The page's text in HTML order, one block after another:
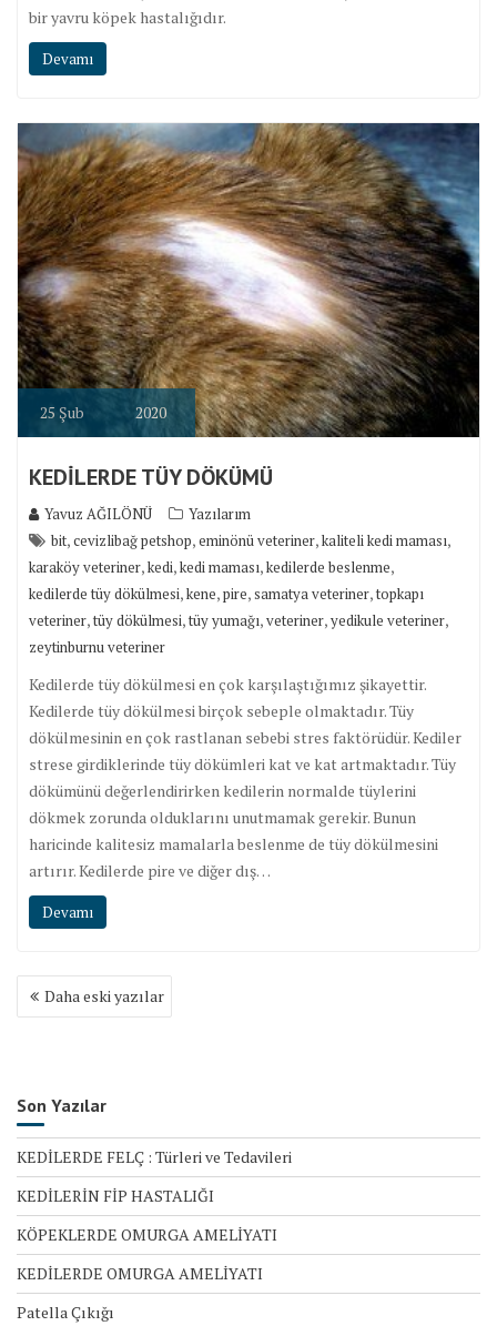
bir yavru köpek hastalığıdır.
Devamı
25 Şub 2020
KEDİLERDE TÜY DÖKÜMÜ
Yavuz AĞILÖNÜ
Yazılarım
bit,cevizlibağ petshop,eminönü veteriner,kaliteli kedi maması,
karaköy veteriner,kedi,kedi maması,kedilerde beslenme,
kedilerde tüy dökülmesi,kene,pire,samatya veteriner,topkapı
veteriner,tüy dökülmesi,tüy yumağı,veteriner,yedikule veteriner,
zeytinburnu veteriner
Kedilerde tüy dökülmesi en çok karşılaştığımız şikayettir.
Kedilerde tüy dökülmesi birçok sebeple olmaktadır. Tüy
dökülmesinin en çok rastlanan sebebi stres faktörüdür. Kediler
strese girdiklerinde tüy dökümleri kat ve kat artmaktadır. Tüy
dökümünü değerlendirirken kedilerin normalde tüylerini
dökmek zorunda olduklarını unutmamak gerekir. Bunun
haricinde kalitesiz mamalarla beslenme de tüy dökülmesini
artırır. Kedilerde pire ve diğer dış…
Devamı
Y
d
o
l
a
ş
ı
m
ı
Daha eski yazılar
Son Yazılar
KEDİLERDE FELÇ : Türleri ve Tedavileri
KEDİLERİN FİP HASTALIĞI
KÖPEKLERDE OMURGA AMELİYATI
KEDİLERDE OMURGA AMELİYATI
Patella Çıkığı